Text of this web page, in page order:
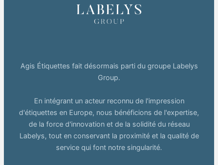
Agis Étiquettes fait désormais parti du groupe Labelys
Group.
En intégrant un acteur reconnu de l'impression
d'étiquettes en Europe, nous bénéficions de l'expertise,
de la force d'innovation et de la solidité du réseau
Labelys, tout en conservant la proximité et la qualité de
service qui font notre singularité.